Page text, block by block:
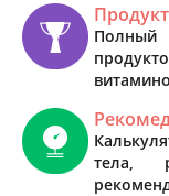
тела,